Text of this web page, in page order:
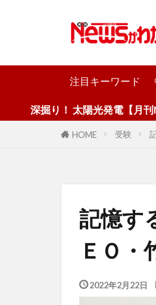
注目キーワード
！ 太陽光発電【月刊Newsがわ
HOME 受験
記憶す
ＥＯ・
2022年2月22日